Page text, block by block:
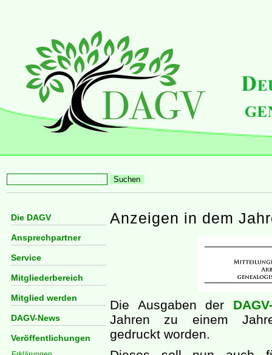
Die DAGV
Ansprechpartner
Service
Mitgliederbereich
Mitglied werden
DAGV-News
Veröffentlichungen
Anzeigen in dem
Die Ausgaben der
Jahren zu einem
gedruckt worden.